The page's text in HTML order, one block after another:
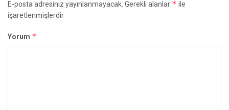
E-posta adresiniz yayınlanmayacak. Gerekli alanlar * ile
işaretlenmişlerdir
Yorum *